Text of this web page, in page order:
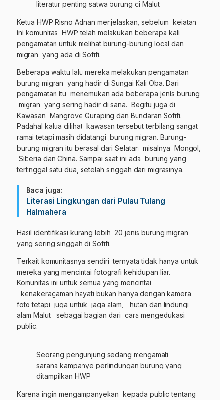
literatur penting satwa burung di Malut
Ketua HWP Risno Adnan menjelaskan, sebelum keiatan
ini komunitas HWP telah melakukan beberapa kali
pengamatan untuk melihat burung-burung local dan
migran yang ada di Sofifi.
Beberapa waktu lalu mereka melakukan pengamatan
burung migran yang hadir di Sungai Kali Oba. Dari
pengamatan itu menemukan ada beberapa jenis burung
migran yang sering hadir di sana. Begitu juga di
Kawasan Mangrove Guraping dan Bundaran Sofifi.
Padahal kalua dilihat kawasan tersebut terbilang sangat
ramai tetapi masih didatangi burung migran. Burung-
burung migran itu berasal dari Selatan misalnya Mongol,
Siberia dan China. Sampai saat ini ada burung yang
tertinggal satu dua, setelah singgah dari migrasinya.
Baca juga:
Literasi Lingkungan dari Pulau Tulang
Halmahera
Hasil identifikasi kurang lebih 20 jenis burung migran
yang sering singgah di Sofifi.
Terkait komunitasnya sendiri ternyata tidak hanya untuk
mereka yang mencintai fotografi kehidupan liar.
Komunitas ini untuk semua yang mencintai
kenakeragaman hayati bukan hanya dengan kamera
foto tetapi juga untuk jaga alam, hutan dan lindungi
alam Malut sebagai bagian dari cara mengedukasi
public.
Seorang pengunjung sedang mengamati
sarana kampanye perlindungan burung yang
ditampilkan HWP
Karena ingin mengampanyekan kepada public tentang